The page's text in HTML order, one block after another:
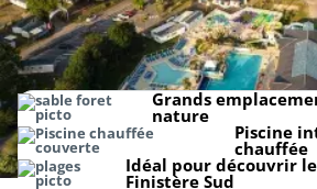
Grands
nature
Piscine
chauffée
Idéal pour découvrir
Finistère Sud